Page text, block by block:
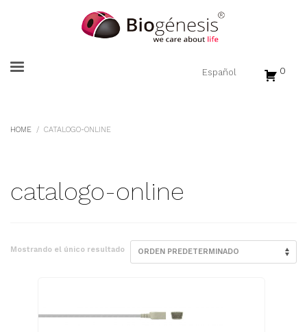
0
HOME CATALOGO-ONLINE
catalogo-online
Mostrando el único resultado